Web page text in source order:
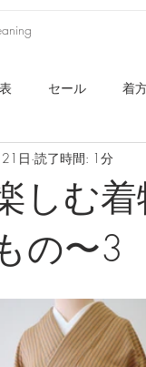
セール 着
着物 履物
しむ
の〜3
日 読了時間: 1分